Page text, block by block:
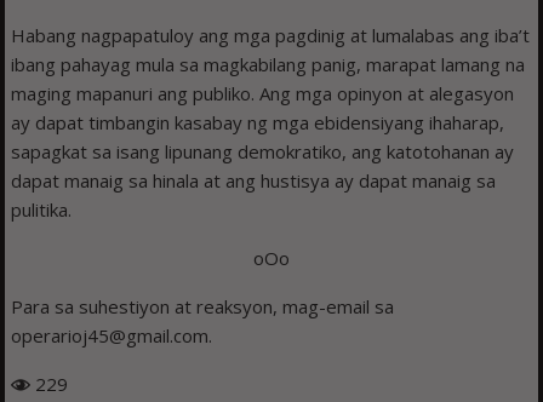
Habang nagpapatuloy ang mga pagdinig at lumalabas ang iba’t
ibang pahayag mula sa magkabilang panig, marapat lamang na
maging mapanuri ang publiko. Ang mga opinyon at alegasyon
ay dapat timbangin kasabay ng mga ebidensiyang ihaharap,
sapagkat sa isang lipunang demokratiko, ang katotohanan ay
dapat manaig sa hinala at ang hustisya ay dapat manaig sa
pulitika.
oOo
Para sa suhestiyon at reaksyon, mag-email sa
operarioj45@gmail.com.
229